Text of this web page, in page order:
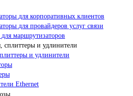
для корпоративных клиентов
для провайдеров услуг связи
маршрутизаторов
и удлинители
Ethernet